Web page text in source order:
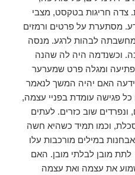
צדה חריגות בטקסט, מצבי
מסתערת על פרטים ורמזים
לבהות לרגע. מנסה
וכשנדמה היה לה שהנה
ומגלה פרט שמערער
האם יהיה המשך לנאמר
פגישה עומדת בפניי עצמה,
ונפרדים שוב כזרים. לעתים
וכמו תמיד כשהיא חשה
במילים מורכבות עלו
מובן לבלתי מובן. האם
את עצמה ואת עצמה